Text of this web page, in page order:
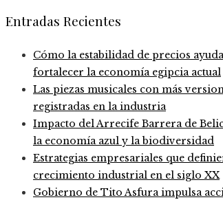
Entradas Recientes
Cómo la estabilidad de precios
fortalecer la economía egipcia actual
Las piezas musicales con más
registradas en la industria
Impacto del Arrecife Barrera de
la economía azul y la biodiversidad
Estrategias empresariales que
crecimiento industrial en el siglo XX
Gobierno de Tito Asfura impulsa